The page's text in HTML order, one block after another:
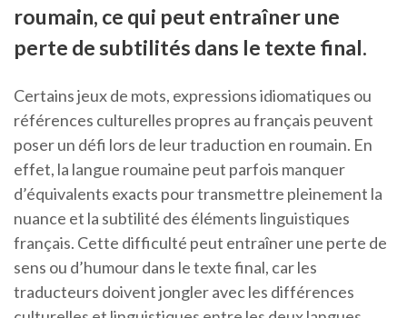
roumain, ce qui peut entraîner une
perte de subtilités dans le texte final.
Certains jeux de mots, expressions idiomatiques ou
références culturelles propres au français peuvent
poser un défi lors de leur traduction en roumain. En
effet, la langue roumaine peut parfois manquer
d’équivalents exacts pour transmettre pleinement la
nuance et la subtilité des éléments linguistiques
français. Cette difficulté peut entraîner une perte de
sens ou d’humour dans le texte final, car les
traducteurs doivent jongler avec les différences